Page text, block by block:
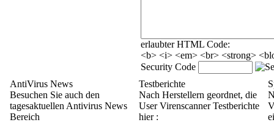
erlaubter HTML Code:
<b> <i> <em> <br> <strong>
Security Code
AntiVirus News
Besuchen Sie auch den
tagesaktuellen Antivirus News
Bereich
Testberichte
Nach Herstellern geordnet, die
User Virenscanner Testberichte
hier :